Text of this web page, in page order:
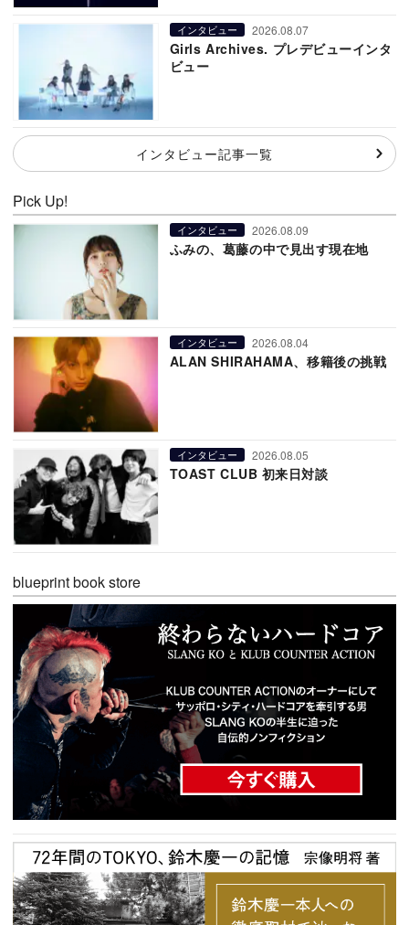
インタビュー 2026.08.07
Girls Archives. プレデビューインタ
ビュー
インタビュー記事一覧
Pick Up!
インタビュー 2026.08.09
ふみの、葛藤の中で見出す現在地
インタビュー 2026.08.04
ALAN SHIRAHAMA、移籍後の挑戦
インタビュー 2026.08.05
TOAST CLUB 初来日対談
blueprint book store